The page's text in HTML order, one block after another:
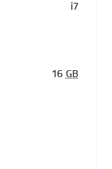
i7
16GB